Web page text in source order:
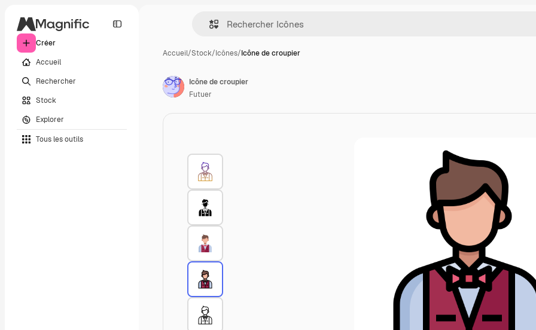
Créer
Accueil
Rechercher
Stock
Explorer
Tous les outils
Accueil/Stock/Icônes/Icône de croupier
Icône de croupier
Futuer